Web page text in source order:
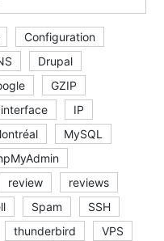
Configuration
Drupal
GZIP
interface
IP
MySQL
review
reviews
Spam
SSH
thunderbird
VPS